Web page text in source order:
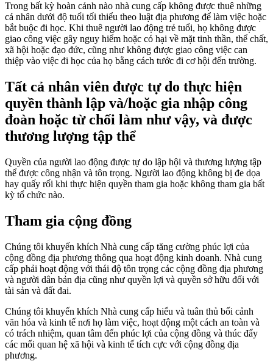
Trong bất kỳ hoàn cảnh nào nhà cung cấp không được thuê những
cá nhân dưới độ tuổi tối thiểu theo luật địa phương để làm việc hoặc
bắt buộc đi học. Khi thuê người lao động trẻ tuổi, họ không được
giao công việc gây nguy hiểm hoặc có hại về mặt tinh thần, thể chất,
xã hội hoặc đạo đức, cũng như không được giao công việc can
thiệp vào việc đi học của họ bằng cách tước đi cơ hội đến trường.
Tất cả nhân viên được tự do thực hiện
quyền thành lập và/hoặc gia nhập công
đoàn hoặc từ chối làm như vậy, và được
thương lượng tập thể
Quyền của người lao động được tự do lập hội và thương lượng tập
thể được công nhận và tôn trọng. Người lao động không bị đe dọa
hay quấy rối khi thực hiện quyền tham gia hoặc không tham gia bất
kỳ tổ chức nào.
Tham gia cộng đồng
Chúng tôi khuyến khích Nhà cung cấp tăng cường phúc lợi của
cộng đồng địa phương thông qua hoạt động kinh doanh. Nhà cung
cấp phải hoạt động với thái độ tôn trọng các cộng đồng địa phương
và người dân bản địa cũng như quyền lợi và quyền sở hữu đối với
tài sản và đất đai.
Chúng tôi khuyến khích Nhà cung cấp hiểu và tuân thủ bối cảnh
văn hóa và kinh tế nơi họ làm việc, hoạt động một cách an toàn và
có trách nhiệm, quan tâm đến phúc lợi của cộng đồng và thúc đẩy
các mối quan hệ xã hội và kinh tế tích cực với cộng đồng địa
phương.